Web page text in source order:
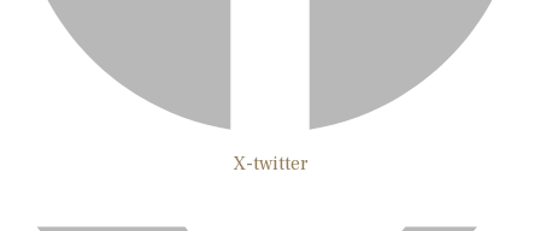
X-twitter